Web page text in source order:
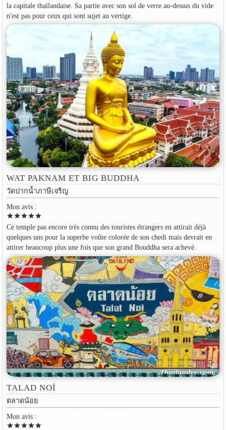
la capitale thaïlandaise. Sa partie avec son sol de verre au-dessus du vide
n'est pas pour ceux qui sont sujet au vertige.
WAT PAKNAM ET BIG BUDDHA
วัดปากน้ำภาษีเจริญ
Mon avis :
starstarstarstarstar
Ce temple pas encore très connu des touristes étrangers en attirait déjà
quelques uns pour la superbe voûte colorée de son chedi mais devrait en
attirer beaucoup plus une fois que son grand Bouddha sera achevé.
TALAD NOÏ
ตลาดน้อย
Mon avis :
starstarstarstarstar